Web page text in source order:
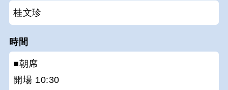
桂文珍
時間
■朝席
開場 10:30